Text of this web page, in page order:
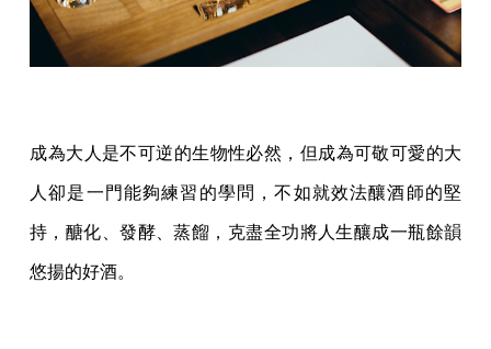
成為大人是不可逆的生物性必然，但成為可敬可愛的大
人卻是一門能夠練習的學問，不如就效法釀酒師的堅
持，醣化、發酵、蒸餾，克盡全功將人生釀成一瓶餘韻
悠揚的好酒。